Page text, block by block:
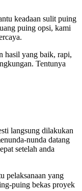
keadaan sulit puing
puing opsi, kami
hasil yang baik, rapi,
Tentunya
langsung dilakukan
nunda datang
setelah anda
pelaksanaan yang
puing bekas proyek